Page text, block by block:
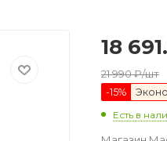
18
21 990₽/шт
-15%
Есть в